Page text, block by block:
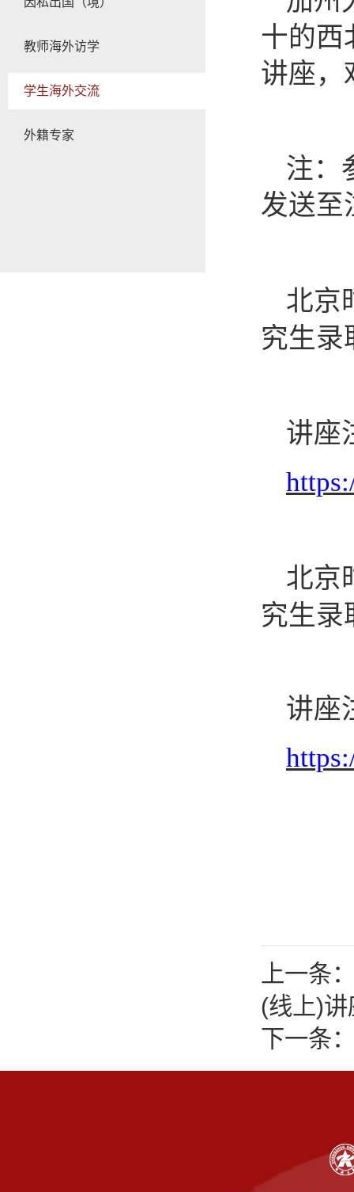
教师海外访学
学生海外交流
外籍专家
十的西
讲座，
注：
发送至
北京
究生录
讲座
北京
究生录
讲座
上一条
(线上)
下一条